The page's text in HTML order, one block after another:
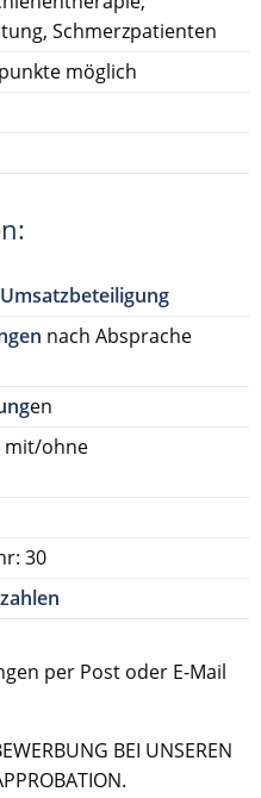
Schmerzpatienten
möglich
Umsatzbeteiligung
nach Absprache
en
mit/ohne
30
per Post oder E-Mail
BEI UNSEREN